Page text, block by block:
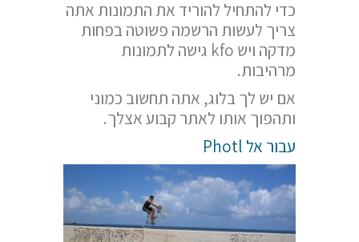
כדי להתחיל להוריד את התמונות אתה
צריך לעשות הרשמה פשוטה בפחות
מדקה ויש kfo גישה לתמונות
מרהיבות.
אם יש לך בלוג, אתה תחשוב כמוני
ותהפוך אותו לאתר קבוע אצלך.
עבור אל Photl